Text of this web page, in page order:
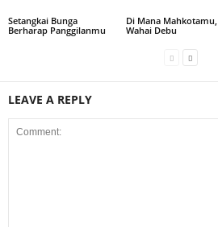
Setangkai Bunga
Berharap Panggilanmu
Di Mana Mahkotamu,
Wahai Debu
LEAVE A REPLY